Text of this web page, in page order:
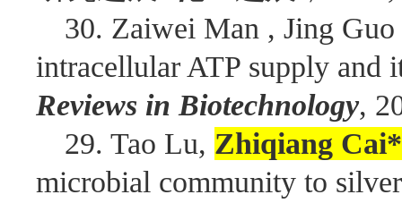
30. Zaiwei Man , Jing
intracellular ATP supply
Reviews in Biotechnology,
29. Tao Lu, Zhiqiang
microbial community to